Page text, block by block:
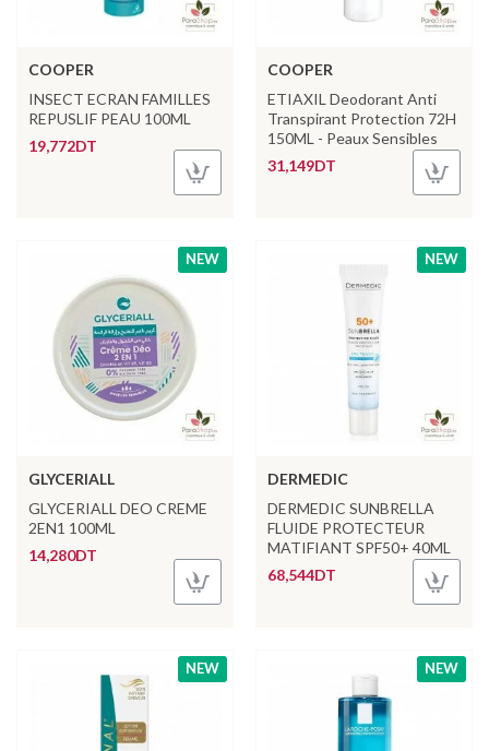
COOPER
INSECT ECRAN FAMILLES
REPUSLIF PEAU 100ML
19,772DT
COOPER
ETIAXIL Deodorant Anti
Transpirant Protection 72H
150ML - Peaux Sensibles
31,149DT
NEW
GLYCERIALL
GLYCERIALL DEO CREME
2EN1 100ML
14,280DT
NEW
DERMEDIC
DERMEDIC SUNBRELLA
FLUIDE PROTECTEUR
MATIFIANT SPF50+ 40ML
68,544DT
NEW NEW